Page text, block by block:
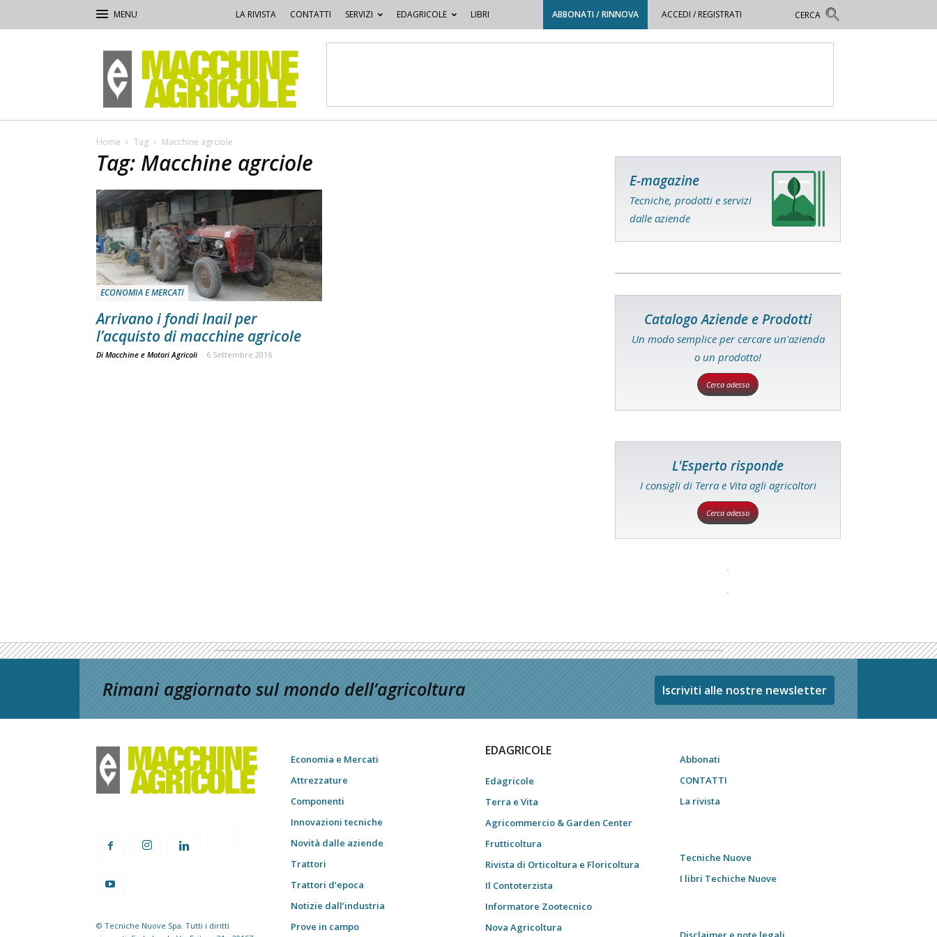
LA RIVISTA CONTATTI SERVIZI EDAGRICOLE LIBRI ABBONATI / RINNOVA ACCEDI / REGISTRATI
Macchine
Agricole
Home Tag Macchine agrciole
Tag: Macchine agrciole
ECONOMIA E MERCATI
Arrivano i fondi Inail per
l’acquisto di macchine agricole
Di Macchine e Motori Agricoli - 6 Settembre 2016
E-magazine
Tecniche, prodotti e servizi
dalle aziende
Catalogo Aziende e Prodotti
Un modo semplice per cercare un'azienda
o un prodotto!
Cerca adesso
L'Esperto risponde
I consigli di Terra e Vita agli agricoltori
Cerca adesso
Rimani aggiornato sul mondo dell’agricoltura Iscriviti alle nostre newsletter
© Tecniche Nuove Spa. Tutti i diritti
Economia e Mercati
Attrezzature
Componenti
Innovazioni tecniche
Novità dalle aziende
Trattori
Trattori d’epoca
Notizie dall’industria
Prove in campo
EDAGRICOLE
Edagricole
Terra e Vita
Agricommercio & Garden Center
Frutticoltura
Rivista di Orticoltura e Floricoltura
Il Contoterzista
Informatore Zootecnico
Nova Agricoltura
Abbonati
CONTATTI
La rivista
Tecniche Nuove
I libri Techiche Nuove